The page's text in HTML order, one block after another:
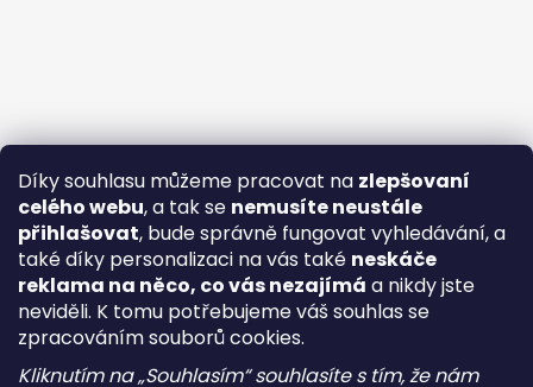
Díky souhlasu můžeme pracovat na zlepšovaní
celého webu, a tak se nemusíte neustále
přihlašovat, bude správně fungovat vyhledávání, a
také díky personalizaci na vás také neskáče
reklama na něco, co vás nezajímá a nikdy jste
neviděli. K tomu potřebujeme váš souhlas se
zpracováním souborů cookies.
Kliknutím na „Souhlasím“ souhlasíte s tím, že nám